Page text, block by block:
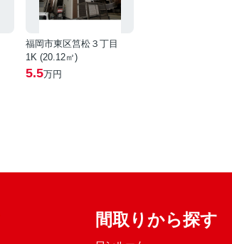
福岡市東区筥松３丁目
1K (20.12㎡)
5.5万円
間取りから探す